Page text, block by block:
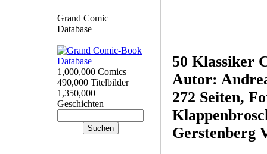
Grand Comic
Database
1,000,000 Comics
490,000 Titelbilder
1,350,000
Geschichten
50 Klassiker
Autor:
272 Seiten,
Gerstenberg